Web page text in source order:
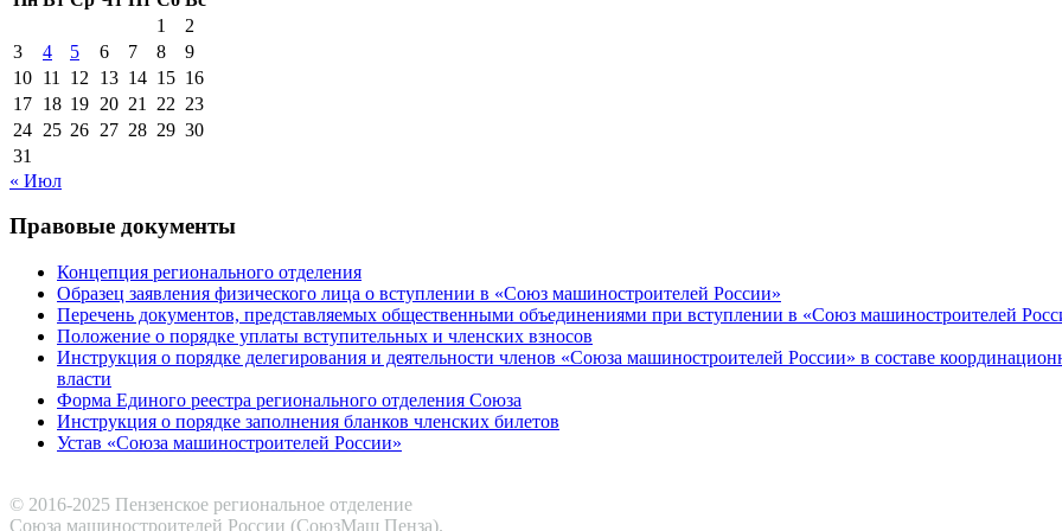
1
2
3
4 5 6 7 8
9
10 11 12 13 14 15 16
17 18 19 20 21 22 23
24 25 26 27 28 29 30
31
« Июл
Правовые документы
Концепция регионального отделения
Образец заявления физического лица о вступлении в «Союз машиностроителей России»
Перечень документов, представляемых общественными объединениями при вступлении в «Союз машиностроителей
Положение о порядке уплаты вступительных и членских взносов
Инструкция о порядке делегирования и деятельности членов «Союза машиностроителей России» в составе
власти
Форма Единого реестра регионального отделения Союза
Инструкция о порядке заполнения бланков членских билетов
Устав «Союза машиностроителей России»
© 2016-2025 Пензенское региональное отделение
Cоюза машиностроителей России (СоюзМаш Пенза).